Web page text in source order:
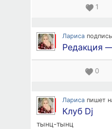
1
Лариса
Редакция
0
Лариса пишет
Клуб Dj
тынц-тынц